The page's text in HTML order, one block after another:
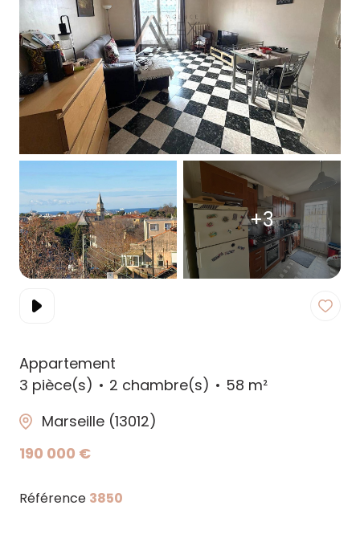
Contact
+3
Appartement
3 pièce(s)
2 chambre(s)
58 m²
Marseille (13012)
190 000 €
Référence 3850